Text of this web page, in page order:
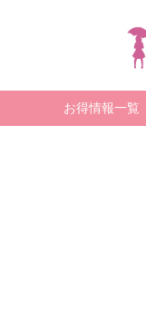
お得情報一覧